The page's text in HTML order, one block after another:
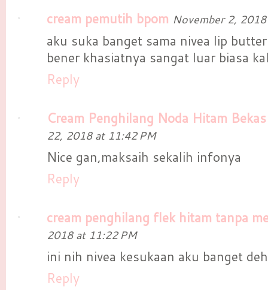
cream pemutih bpom November 2,
aku suka banget sama nivea lip
bener khasiatnya sangat luar biasa
Reply
Cream Penghilang Noda Hitam
22, 2018 at 11:42 PM
Nice gan,maksaih sekalih infonya
Reply
cream penghilang flek hitam tanpa
2018 at 11:22 PM
ini nih nivea kesukaan aku banget deh
Reply